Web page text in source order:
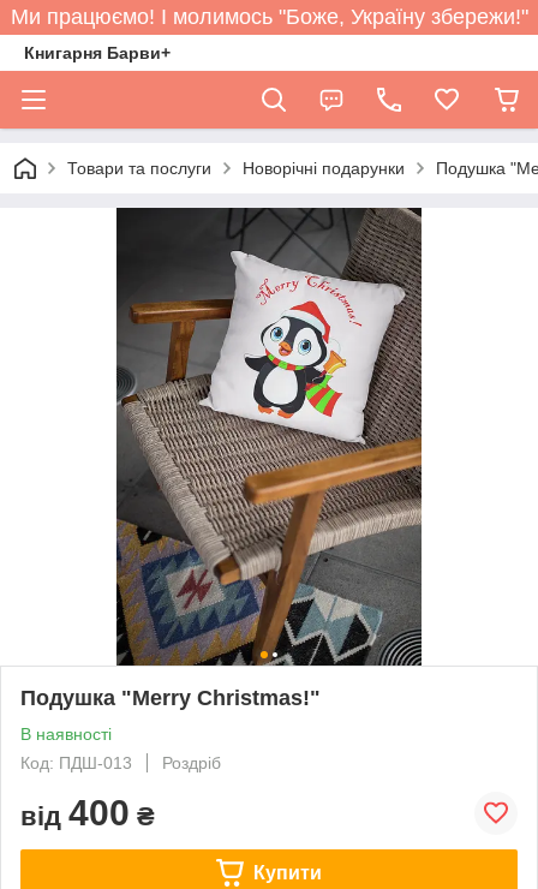
Ми працюємо! І молимось "Боже, Україну збережи!"
Книгарня Барви+
Товари та послуги Новорічні подарунки Подушка
Подушка "Merry Christmas!"
В наявності
Код: ПДШ-013
Роздріб
від 400 ₴
Купити